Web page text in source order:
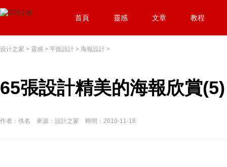
首頁 靈感 文章 教程
设计之家 > 靈感 > 平面設計 > 海報設計 >
65張設計精美的海報欣賞(5)
作者：佚名 來源：設計之家 時間：2010-11-18